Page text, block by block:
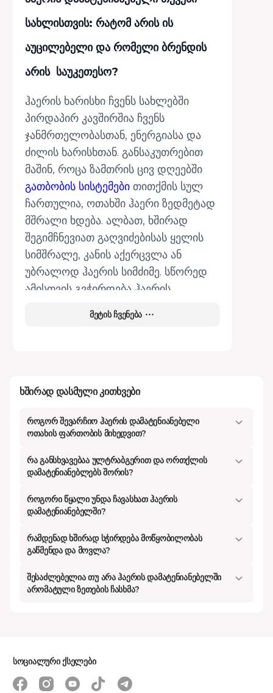
სახლისთვის: რატომ არის ის
აუცილებელი და რომელი ბრენდის
არის საუკეთესო?
ჰაერის ხარისხი ჩვენს სახლებში
პირდაპირ კავშირშია ჩვენს
ჯანმრთელობასთან, ენერგიასა და
ძილის ხარისხთან. განსაკუთრებით
მაშინ, როცა ზამთრის ცივ დღეებში
გათბობის სისტემები თითქმის სულ
ჩართულია, ოთახში ჰაერი ზედმეტად
მშრალი ხდება. ალბათ, ხშირად
შეგიმჩნევიათ გაღვიძებისას ყელის
სიმშრალე, კანის აქერცვლა ან
უბრალოდ ჰაერის სიმძიმე. სწორედ
ამისთვის გვჭირდება ჰაერის
თანამედროვე წვრილი
უყურებს, რის გამოც ხშირად
საჭიროა თუ არა დამატენიანებელი,
თუ ეს უბრალოდ კიდევ ერთი
მარკეტინგული ხრიკია? სიმართლე
ისაა, რომ ოპტიმალური ტენიანობა
(დაახლოებით 40-60%)
აუცილებელია არა მხოლოდ
და ხის ავეჯისთვისაც კი. ამ სტატიაში
როგორ შევარჩიოთ ჰაერის
დამატენიანებელი ისე, რომ მან
რატომ არის ჰაერის დატენიანება
მეტის ჩვენება
ხშირად დასმული კითხვები
როგორ შევარჩიო ჰაერის დამატენიანებელი
ოთახის ფართობის მიხედვით?
რა განსხვავებაა ულტრაბგერით და ორთქლის
დამატენიანებლებს შორის?
როგორი წყალი უნდა ჩავასხათ ჰაერის
დამატენიანებელში?
რამდენად ხშირად სჭირდება მოწყობილობას
გაწმენდა და მოვლა?
შესაძლებელია თუ არა ჰაერის დამატენიანებელში
არომატული ზეთების ჩასხმა?
სოციალური ქსელები